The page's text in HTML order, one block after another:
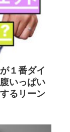
１番ダイ
いっぱい
るリーン